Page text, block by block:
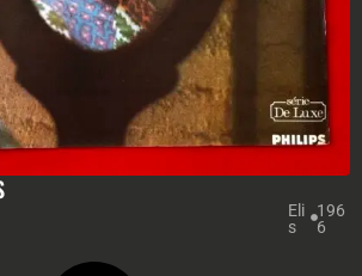
Eli
s
196
6